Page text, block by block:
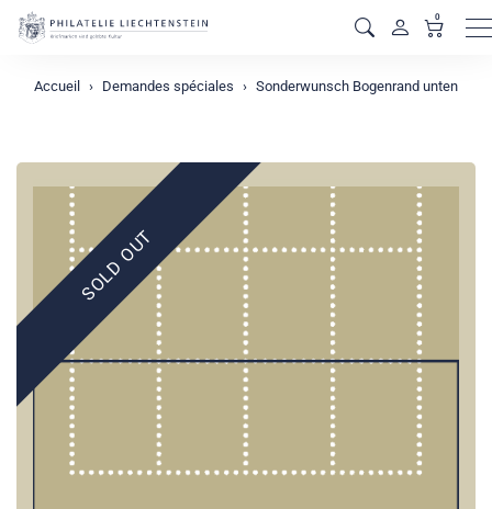
0
Accueil Demandes spéciales Sonderwunsch Bogenrand unten
SOLD OUT